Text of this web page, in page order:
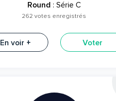
Round : Série C
262 votes enregistrés
En voir + Voter